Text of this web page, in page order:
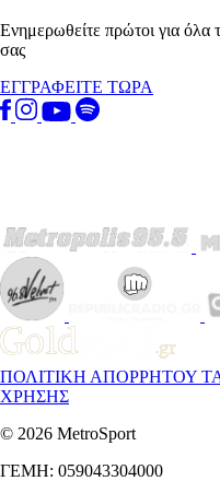
Ενημερωθείτε πρώτοι για όλα
σας
ΕΓΓΡΑΦΕΙΤΕ ΤΩΡΑ
ΠΟΛΙΤΙΚΗ ΑΠΟΡΡΗΤΟΥ
ΧΡΗΣΗΣ
© 2026 MetroSport
ΓΕΜΗ: 059043304000